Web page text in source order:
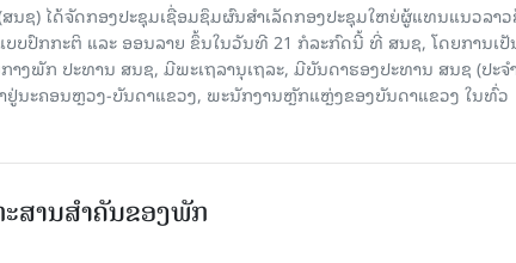
ນຊ) ໄດ້ຈັດກອງປະຊຸມເຊື່ອມຊຶມຜົນສໍາເລັດກອງປະຊຸມໃຫຍ່ຜູ້ແທນແນວລາວ
ບປົກກະຕິ ແລະ ອອນລາຍ ຂຶ້ນໃນວັນທີ 21 ກໍລະກົດນີ້ ທີ່ ສນຊ, ໂດຍການເປັ
ພັກ ປະທານ ສນຊ, ມີພະເຖລານຸເຖລະ, ມີບັນດາຮອງປະທານ ສນຊ (ປະຈ
ຢູ່ນະຄອນຫຼວງ-ບັນດາແຂວງ, ພະນັກງານຫຼັກແຫຼ່ງຂອງບັນດາແຂວງ ໃນທົ່ວ
ສານສໍາຄັນຂອງພັກ